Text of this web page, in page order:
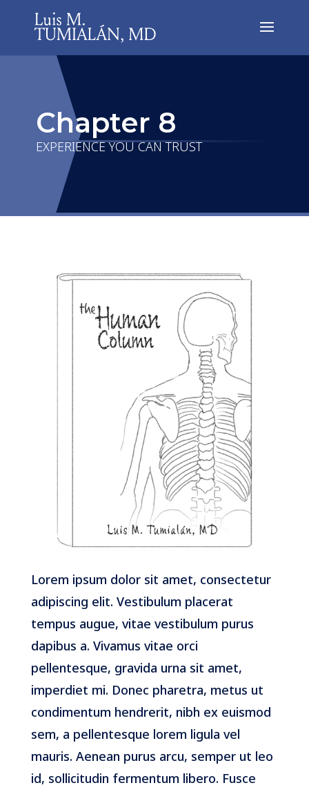
Chapter 8
EXPERIENCE YOU CAN TRUST
Lorem ipsum dolor sit amet, consectetur
adipiscing elit. Vestibulum placerat
tempus augue, vitae vestibulum purus
dapibus a. Vivamus vitae orci
pellentesque, gravida urna sit amet,
imperdiet mi. Donec pharetra, metus ut
condimentum hendrerit, nibh ex euismod
sem, a pellentesque lorem ligula vel
mauris. Aenean purus arcu, semper ut leo
id, sollicitudin fermentum libero. Fusce